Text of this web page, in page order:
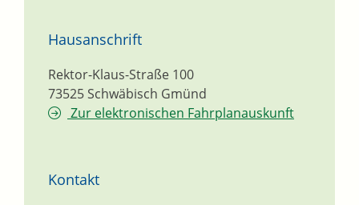
Hausanschrift
Rektor-Klaus-Straße 100
73525Schwäbisch Gmünd
Zur elektronischen Fahrplanauskunft
Kontakt